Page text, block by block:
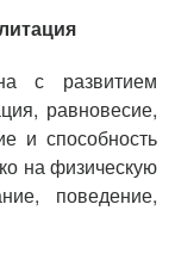
с развитием
равновесие,
и способность
на физическую
поведение,